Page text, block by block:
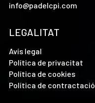
info@padelcpi.com
LEGALITAT
Avís legal
Política de privacitat
Política de cookies
Política de contractació